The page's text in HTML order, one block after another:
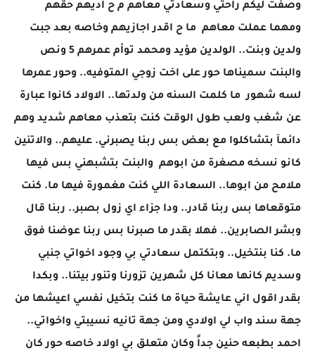
وصفت ليكم راحتي وسعادتي معاهم م ح اديهم حقهم
ومهما عملت معاهم ما ح اقدر اجازيهم وخاصه بعد جبت
ولدين وبنت.. الولدين مؤيد ومحمد توأم عمرهم 5 ونص
والبنت سميناها حور على اخت زوجي المتوفيه.. وحور عمرها
لسه شهور ما كلمت السنه من ولدتها.. الاولاد كانوا عبارة
عن شغب ولعب طول الوقت كنت بتعذب معاهم شديد وهم
دائمآ بتشاكلوا مع بعض بس ربنا يصبرني. عليهم.. والاتنين
كانو نسخه مصغرة من ابوهم والبنت بتشبهني بس فيها
ملامح من ابوها.. السعادة اللي كنت مغمورة فيها ما. كنت
متوقعاها بس ربنا قادر.. ودا جزاء اي زول بصبر.. ربنا قال
وبشر الصابرين.. فهلا بقدر ما صبرنا بس ربنا عوضنا فوق
ما. كنا بنتخيل.. وبتكتمل سعادتي بي وجود اخواتي جنبي
وسديم كانها معانا كل شهرين تزورنا وتنور بيتنا.. وبكدا
بقدر اقول اني عايشة حياة ما كنت بتخيل نفسي اعيشها من
جهة سند واب لي اولادي ومن جهة تانيه نسيبتي واخواتي..
احمد بطبعه حنين جداً وكان متعلق بي اولاد خاصه حور كان